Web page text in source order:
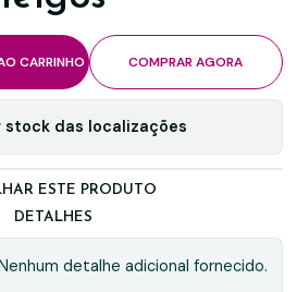
CARRINHO COMPRAR AGORA
stock das localizações
ESTE PRODUTO
DETALHES
detalhe adicional fornecido.